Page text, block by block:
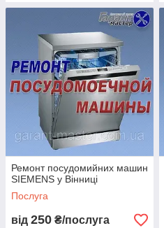
Ремонт посудомийних машин
SIEMENS у Вінниці
Послуга
від 250 ₴/послуга